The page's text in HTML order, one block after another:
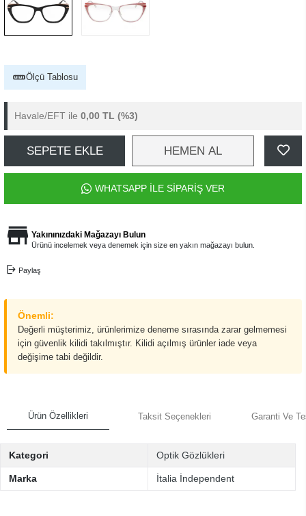
Ölçü Tablosu
Havale/EFT ile 0,00 TL (%3)
SEPETE EKLE HEMEN AL
WHATSAPP İLE SİPARİŞ VER
Yakınınızdaki Mağazayı Bulun
Ürünü incelemek veya denemek için size en yakın mağazayı bulun.
Paylaş
Önemli:
Değerli müşterimiz, ürünlerimize deneme sırasında zarar gelmemesi
için güvenlik kilidi takılmıştır. Kilidi açılmış ürünler iade veya
değişime tabi değildir.
Ürün Özellikleri Taksit Seçenekleri Garanti Ve
Kategori Optik Gözlükleri
Marka İtalia İndependent